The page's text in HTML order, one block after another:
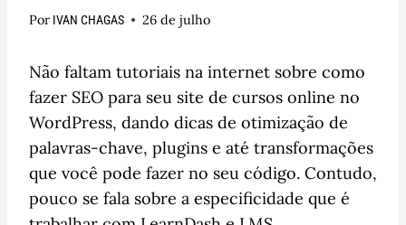
Por IVAN CHAGAS 26 de julho
Não faltam tutoriais na internet sobre como
fazer SEO para seu site de cursos online no
WordPress, dando dicas de otimização de
palavras-chave, plugins e até transformações
que você pode fazer no seu código. Contudo,
pouco se fala sobre a especificidade que é